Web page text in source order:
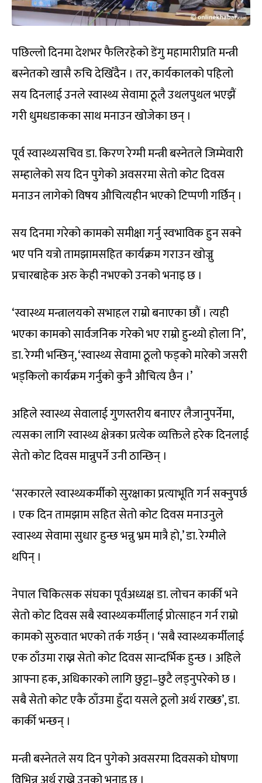
पछिल्लो दिनमा देशभर फैलिरहेको डेंगु महामारीप्रति मन्त्री
बस्नेतको खासै रुचि देखिँदैन । तर, कार्यकालको पहिलो
सय दिनलाई उनले स्वास्थ्य सेवामा ठूलै उथलपुथल भएझैं
गरी धुमधडाकका साथ मनाउन खोजेका छन् ।
पूर्व स्वास्थ्यसचिव डा. किरण रेग्मी मन्त्री बस्नेतले जिम्मेवारी
सम्हालेको सय दिन पुगेको अवसरमा सेतो कोट दिवस
मनाउन लागेको विषय औचित्यहीन भएको टिप्पणी गर्छिन् ।
सय दिनमा गरेको कामको समीक्षा गर्नु स्वभाविक हुन सक्ने
भए पनि यत्रो तामझामसहित कार्यक्रम गराउन खोज्नु
प्रचारबाहेक अरु केही नभएको उनको भनाइ छ ।
‘स्वास्थ्य मन्त्रालयको सभाहल राम्रो बनाएका छौं । त्यही
भएका कामको सार्वजनिक गरेको भए राम्रो हुन्थ्यो होला नि’,
डा. रेग्मी भन्छिन्, ‘स्वास्थ्य सेवामा ठूलो फड्को मारेको जसरी
भड्किलो कार्यक्रम गर्नुको कुनै औचित्य छैन ।’
अहिले स्वास्थ्य सेवालाई गुणस्तरीय बनाएर लैजानुपर्नेमा,
त्यसका लागि स्वास्थ्य क्षेत्रका प्रत्येक व्यक्तिले हरेक दिनलाई
सेतो कोट दिवस मान्नुपर्ने उनी ठान्छिन् ।
‘सरकारले स्वास्थ्यकर्मीको सुरक्षाका प्रत्याभूति गर्न सक्नुपर्छ
। एक दिन तामझाम सहित सेतो कोट दिवस मनाउनुले
स्वास्थ्य सेवामा सुधार हुन्छ भन्नु भ्रम मात्रै हो,’ डा. रेग्मीले
थपिन् ।
नेपाल चिकित्सक संघका पूर्वअध्यक्ष डा. लोचन कार्की भने
सेतो कोट दिवस सबै स्वास्थ्यकर्मीलाई प्रोत्साहन गर्न राम्रो
कामको सुरुवात भएको तर्क गर्छन् । ‘सबै स्वास्थ्यकर्मीलाई
एक ठाँउमा राख्न सेतो कोट दिवस सान्दर्भिक हुन्छ । अहिले
आफ्ना हक, अधिकारको लागि छुट्टा–छुटै लड्नुपरेको छ ।
सबै सेतो कोट एकै ठाँउमा हुँदा यसले ठूलो अर्थ राख्छ’, डा.
कार्की भन्छन् ।
मन्त्री बस्नेतले सय दिन पुगेको अवसरमा दिवसको घोषणा